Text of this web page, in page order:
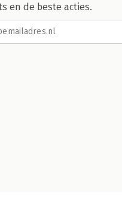
en de beste acties.